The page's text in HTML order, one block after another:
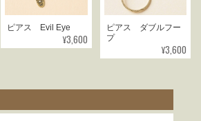
ピアス Evil Eye
¥3,600
ピアス ダブルフー
プ
¥3,600